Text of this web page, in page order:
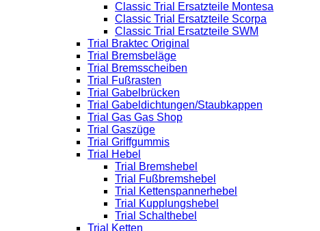
Classic Trial Ersatzteile Montesa
Classic Trial Ersatzteile Scorpa
Classic Trial Ersatzteile SWM
Trial Braktec Original
Trial Bremsbeläge
Trial Bremsscheiben
Trial Fußrasten
Trial Gabelbrücken
Trial Gabeldichtungen/Staubkappen
Trial Gas Gas Shop
Trial Gaszüge
Trial Griffgummis
Trial Hebel
Trial Bremshebel
Trial Fußbremshebel
Trial Kettenspannerhebel
Trial Kupplungshebel
Trial Schalthebel
Trial Ketten